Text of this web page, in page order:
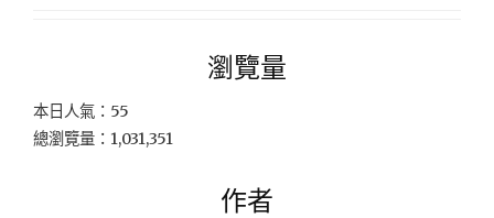
瀏覽量
本日人氣：55
總瀏覽量：1,031,351
作者